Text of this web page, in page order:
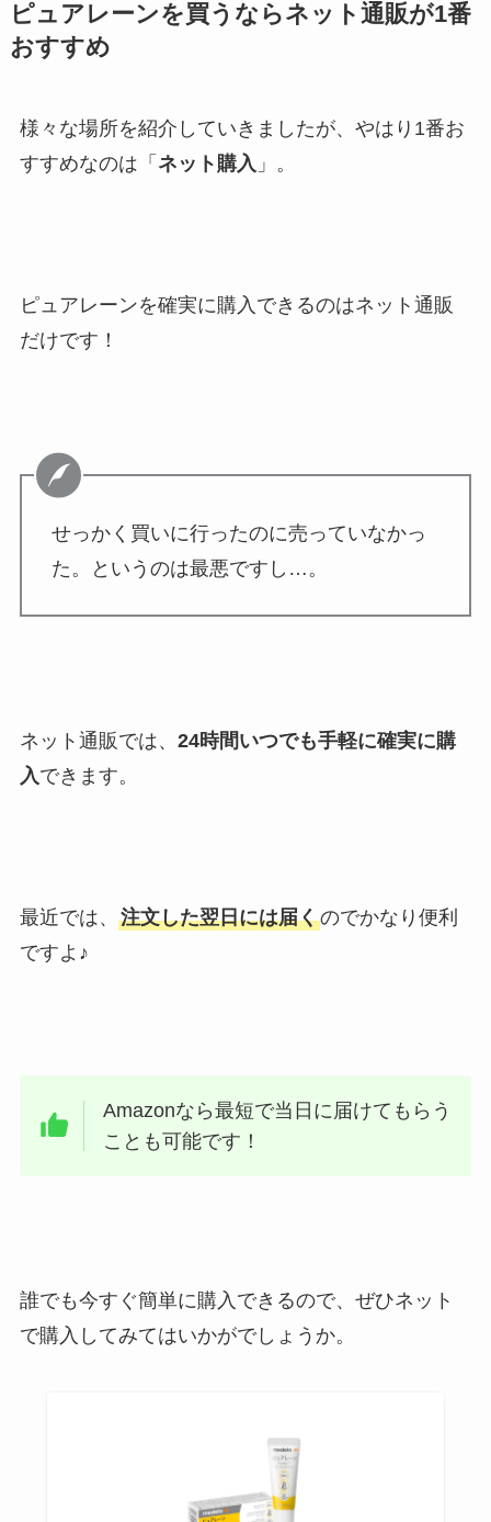
ピュアレーンを買うならネット通販が1番
おすすめ
様々な場所を紹介していきましたが、やはり1番お
すすめなのは「 ネット購入 」。
ピュアレーンを確実に購入できるのはネット通販
だけです！
せっかく買いに行ったのに売っていなかっ
た。というのは最悪ですし…。
ネット通販では、 24時間いつでも手軽に確実に購
入できます。
最近では、 注文した翌日には届くのでかなり便利
ですよ♪
Amazonなら最短で当日に届けてもらう
ことも可能です！
誰でも今すぐ簡単に購入できるので、ぜひネット
で購入してみてはいかがでしょうか。